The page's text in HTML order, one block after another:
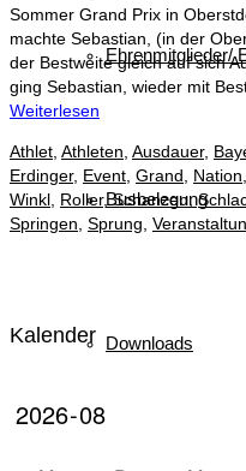
Ehrenmitglieder/
Busbelegung
Downloads
Sommer Grand Prix in
machte Sebastian, (in der
der Bestweite gleich auf sich
ging Sebastian, wieder mit
Weiterlesen
Athlet Athleten Ausdauer,
Erdinger, Event Grand Nation
Winkl Roller,Schanzen,
Springen Sprung
Kalender